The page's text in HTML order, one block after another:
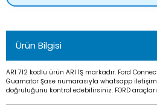
Ürün Bilgisi
ARI 712 kodlu ürün ARI İŞ markadır. Ford
Guamator Şase numarasıyla whatsapp
doğruluğunu kontrol edebilirsiniz. FORD